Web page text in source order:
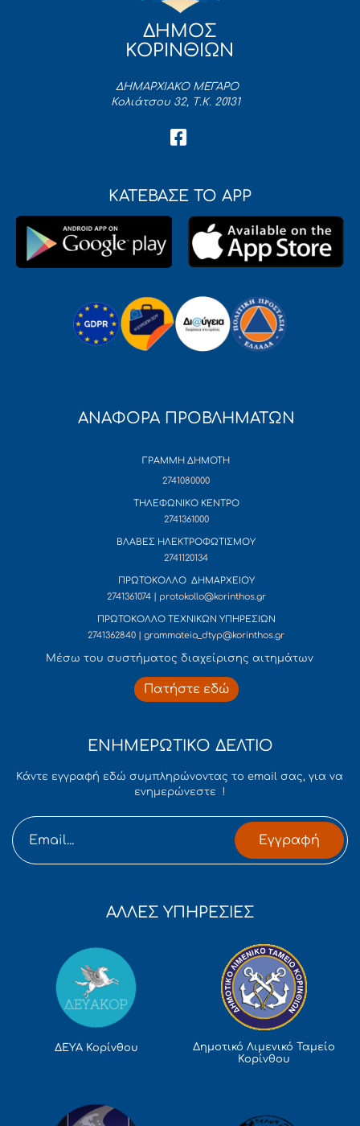
ΔΗΜΟΣ
ΚΟΡΙΝΘΙΩΝ
ΔΗΜΑΡΧΙΑΚΟ ΜΕΓΑΡΟ
Κολιάτσου 32, Τ.Κ. 20131
ΚΑΤΕΒΑΣΕ ΤΟ APP
ΑΝΑΦΟΡΑ ΠΡΟΒΛΗΜΑΤΩΝ
ΓΡΑΜΜΗ ΔΗΜΟΤΗ
2741080000
ΤΗΛΕΦΩΝΙΚΟ ΚΕΝΤΡΟ
2741361000
ΒΛΑΒΕΣ ΗΛΕΚΤΡΟΦΩΤΙΣΜΟΥ
2741120134
ΠΡΩΤΟΚΟΛΛΟ ΔΗΜΑΡΧΕΙΟΥ
2741361074 | protokollo@korinthos.gr
ΠΡΩΤΟΚΟΛΛΟ ΤΕΧΝΙΚΩΝ ΥΠΗΡΕΣΙΩΝ
2741362840 | grammateia_dtyp@korinthos.gr
Mέσω του συστήματος διαχείρισης αιτημάτων
Πατήστε εδώ
ΕΝΗΜΕΡΩΤΙΚΟ ΔΕΛΤΙΟ
Κάντε εγγραφή εδώ συμπληρώνοντας το email σας, για να
ενημερώνεστε !
Εγγραφή
ΑΛΛΕΣ ΥΠΗΡΕΣΙΕΣ
ΔΕΥΑ Κορίνθου
Δημοτικό Λιμενικό Ταμείο
Κορίνθου